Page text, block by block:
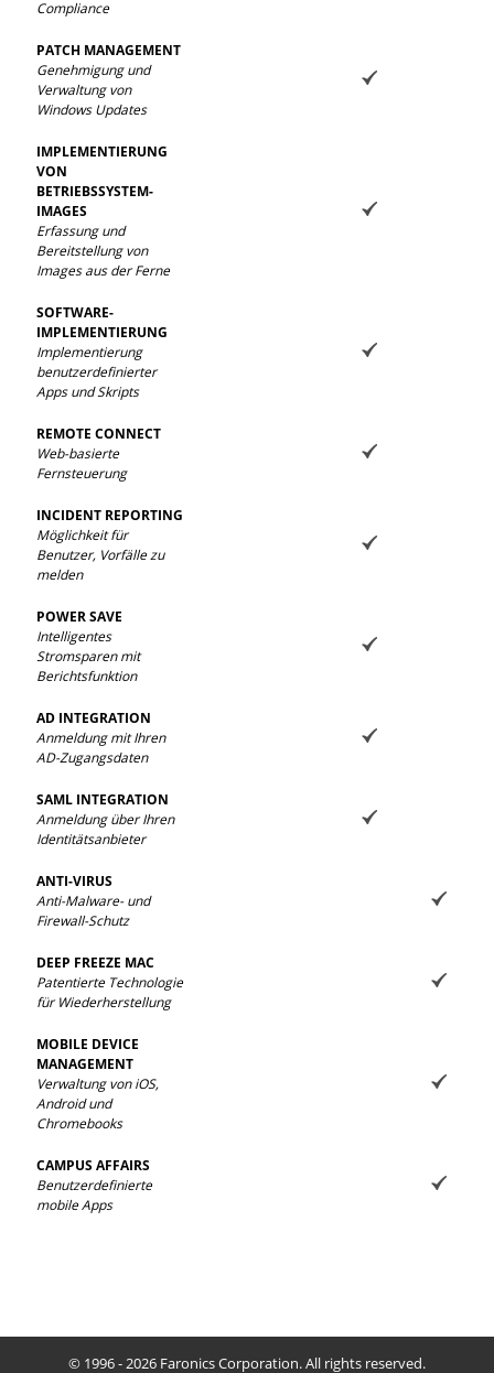
Compliance
PATCH MANAGEMENT
Genehmigung und
Verwaltung von
Windows Updates
IMPLEMENTIERUNG
VON
BETRIEBSSYSTEM-
IMAGES
Erfassung und
Bereitstellung von
Images aus der Ferne
SOFTWARE-
IMPLEMENTIERUNG
Implementierung
benutzerdefinierter
Apps und Skripts
REMOTE CONNECT
Web-basierte
Fernsteuerung
INCIDENT REPORTING
Möglichkeit für
Benutzer, Vorfälle zu
melden
POWER SAVE
Intelligentes
Stromsparen mit
Berichtsfunktion
AD INTEGRATION
Anmeldung mit Ihren
AD-Zugangsdaten
SAML INTEGRATION
Anmeldung über Ihren
Identitätsanbieter
ANTI-VIRUS
Anti-Malware- und
Firewall-Schutz
DEEP FREEZE MAC
Patentierte Technologie
für Wiederherstellung
MOBILE DEVICE
MANAGEMENT
Verwaltung von iOS,
Android und
Chromebooks
CAMPUS AFFAIRS
Benutzerdefinierte
mobile Apps
© 1996 - 2026 Faronics Corporation. All rights reserved.